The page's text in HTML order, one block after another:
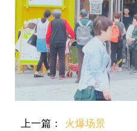
上一篇：
火爆场景